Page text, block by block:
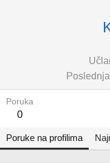
Poruka
0
Poruke na profilima